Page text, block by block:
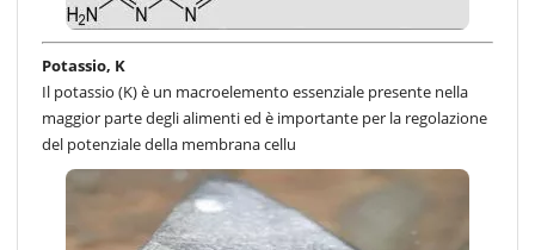
Potassio, K
Il potassio (K) è un macroelemento essenziale presente nella
maggior parte degli alimenti ed è importante per la regolazione
del potenziale della membrana cellu